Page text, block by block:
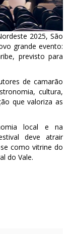
2025, São
grande evento:
previsto para
de camarão
cultura,
que valoriza as
local e na
deve atrair
como vitrine do
do Vale.